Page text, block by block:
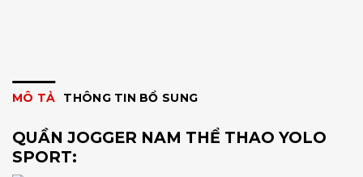
MÔ TẢ THÔNG TIN BỔ SUNG
QUẦN JOGGER NAM THỂ THAO YOLO
SPORT: